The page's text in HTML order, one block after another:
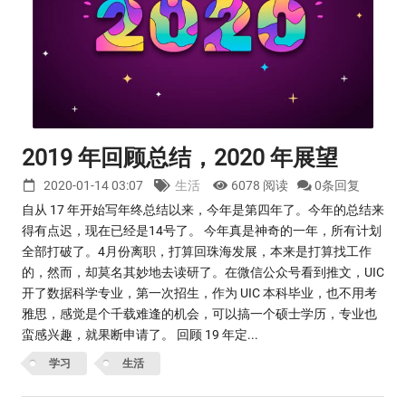
2019 年回顾总结，2020 年展望
2020-01-14 03:07 生活 6078 阅读
0条回复
自从 17 年开始写年终总结以来，今年是第四年了。今年的总结来
得有点迟，现在已经是14号了。 今年真是神奇的一年，所有计划
全部打破了。4月份离职，打算回珠海发展，本来是打算找工作
的，然而，却莫名其妙地去读研了。在微信公众号看到推文，UIC
开了数据科学专业，第一次招生，作为 UIC 本科毕业，也不用考
雅思，感觉是个千载难逢的机会，可以搞一个硕士学历，专业也
蛮感兴趣，就果断申请了。 回顾 19 年定...
学习 生活